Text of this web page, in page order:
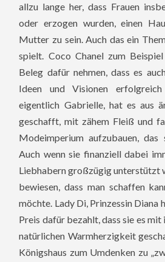
allzu lange her, dass Frauen
oder erzogen wurden, einen
Mutter zu sein. Auch das ein
spielt. Coco Chanel zum
Beleg dafür nehmen, dass es
Ideen und Visionen erfolgreich
eigentlich Gabrielle, hat es aus
geschafft, mit zähem Fleiß und
Modeimperium aufzubauen, das
Auch wenn sie finanziell dabei
Liebhabern großzügig unterstützt
bewiesen, dass man schaffen
möchte. Lady Di, Prinzessin Diana
Preis dafür bezahlt, dass sie es
natürlichen Warmherzigkeit
Königshaus zum Umdenken zu